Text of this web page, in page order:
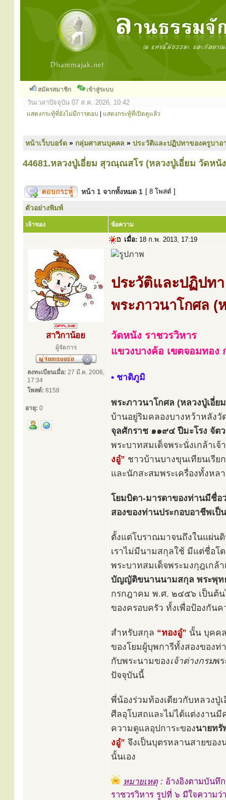
สมัครสมาชิก เข้าสู่ระบบ
วันเวลาปัจจุบัน 07 ส.ค. 2026, 10:42
แสดงกระทู้ที่ยังไม่มีการตอบ แสดงกระทู้ที่เปิดดูแล้ว
หน้าเว็บบอร์ด » กลุ่มศาสนบุคคล » ประวัติและปฏิปทาของครูบาอ
44681.หลวงปู่เอี่ยม สุวณฺณสโร (หลวงปู่เอี่ยม วัดหนั
หน้า 1 จากทั้งหมด 1 [ 8 โพสต์ ]
ตัวอย่างพิมพ์
เจ้าของ ข้อความ
เมื่อ: 18 ก.พ. 2013, 17:19
สาวิกาน้อย
ผู้จัดการ
ลงทะเบียนเมื่อ: 27 มี.ค. 2006,
17:34
โพสต์: 8158
อายุ: 0
ประวัติและปฏิปทา
พระภาวนาโกศล (
วัดหนัง ราชวรวิหาร
แขวงบางค้อ เขตจอมทอง
• ชาติภูมิ
พระภาวนาโกศล (หลวงปู่เอี่
บ้านอยู่ริมคลองบางหว้าหลัง
จุลศักราช ๑๑๙๔ ปีมะโรง จั
พระบาทสมเด็จพระนั่งเกล้า
งอู๋” ชาวบ้านบางขุนเทียนเรี
และนักสะสมพระเครื่องทั้งหล
โยมบิดา-มารดาของท่านมีชื่อ
สองของท่านประกอบอาชีพเ
ตั้งแต่โบราณมาจนถึงในแผ่น
เราไม่มีนามสกุลใช้ มีแต่ชื่อโ
พระบาทสมเด็จพระมงกุฎเกล้
บัญญัติขนานนามสกุล พระพุท
กรกฎาคม พ.ศ. ๒๔๕๖ เป็นต้น
ของครอบครัว ทั้งเพื่อป้องกั
สำหรับสกุล “ทองอู๋” นั้น บุคค
ของโยมผู้บุพการีทั้งสองของ
กับพระนามของเจ้าต่างกรมพ
ปัจจุบันนี้
พี่น้องร่วมท้องเดียวกับหลวงปู่
ศีลอุโบสถและไม่ได้แต่งงานมี
ความดูแลอุปการะของนายทรั
งอู๋” จึงเป็นบุตรหลานสายของ
นั้นเอง
หมายเหตุ: อ้างอิงตามบันทึ
ราชวรวิหาร รูปที่ ๖ มีใจความว่